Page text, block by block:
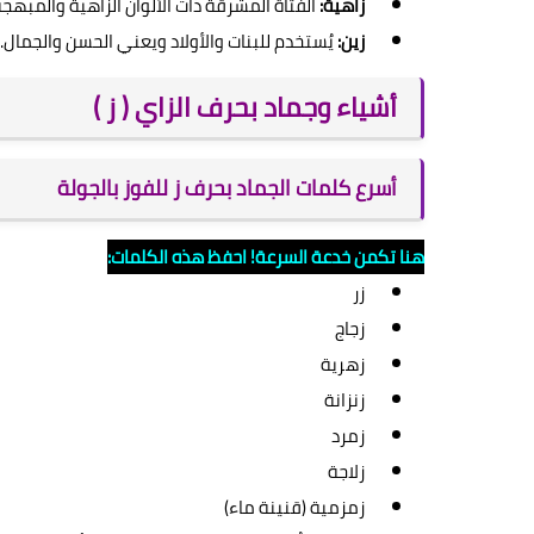
زين:يُستخدم للبنات والأولاد ويعني الحسن والجمال.
أشياء وجماد بحرف الزاي ( ز )
أسرع كلمات الجماد بحرف ز للفوز بالجولة
هنا تكمن خدعة السرعة! احفظ هذه الكلمات:
زر
زجاج
زهرية
زنزانة
زمرد
زلاجة
زمزمية (قنينة ماء)